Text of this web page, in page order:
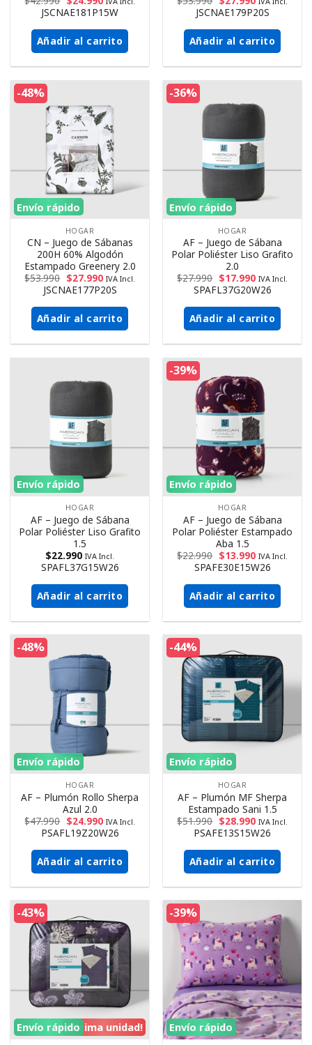
JSCNAE181P15W
Añadir al carrito
JSCNAE179P20S
Añadir al carrito
-48%
Envío rápido
HOGAR
CN – Juego de Sábanas
200H 60% Algodón
Estampado Greenery 2.0
$53.990 $27.990 IVA Incl.
JSCNAE177P20S
Añadir al carrito
-36%
Envío rápido
HOGAR
AF – Juego de Sábana
Polar Poliéster Liso Grafito
2.0
$27.990 $17.990 IVA Incl.
SPAFL37G20W26
Añadir al carrito
Envío rápido
HOGAR
AF – Juego de Sábana
Polar Poliéster Liso Grafito
1.5
$22.990 IVA Incl.
SPAFL37G15W26
Añadir al carrito
-39%
Envío rápido
HOGAR
AF – Juego de Sábana
Polar Poliéster Estampado
Aba 1.5
$22.990 $13.990 IVA Incl.
SPAFE30E15W26
Añadir al carrito
-48%
Envío rápido
HOGAR
AF – Plumón Rollo Sherpa
Azul 2.0
$47.990 $24.990 IVA Incl.
PSAFL19Z20W26
Añadir al carrito
-44%
Envío rápido
HOGAR
AF – Plumón MF Sherpa
Estampado Sani 1.5
$51.990 $28.990 IVA Incl.
PSAFE13S15W26
Añadir al carrito
-43%
¡Ultima unidad!
Envío rápido
-39%
Envío rápido